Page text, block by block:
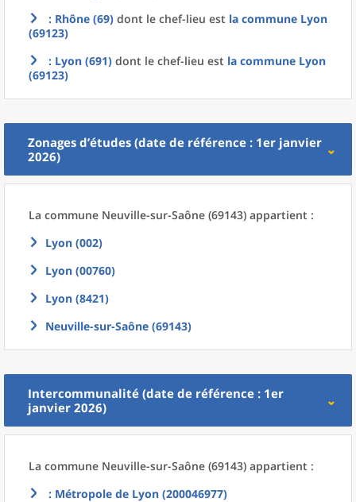
: Rhône (69) dont le chef-lieu est la commune Lyon
(69123)
: Lyon (691) dont le chef-lieu est la commune Lyon
(69123)
Zonages d’études (date de référence : 1er janvier
2026)
La commune Neuville-sur-Saône (69143) appartient :
Lyon (002)
Lyon (00760)
Lyon (8421)
Neuville-sur-Saône (69143)
Intercommunalité (date de référence : 1er
janvier 2026)
La commune Neuville-sur-Saône (69143) appartient :
: Métropole de Lyon (200046977)